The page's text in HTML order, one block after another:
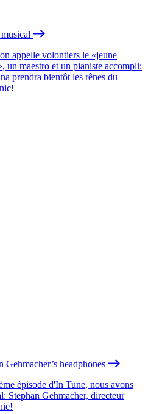
appelle volontiers le «jeune
un maestro et un pianiste accompli:
prendra bientôt les rênes du
headphones
épisode d'In Tune, nous avons
Stephan Gehmacher, directeur